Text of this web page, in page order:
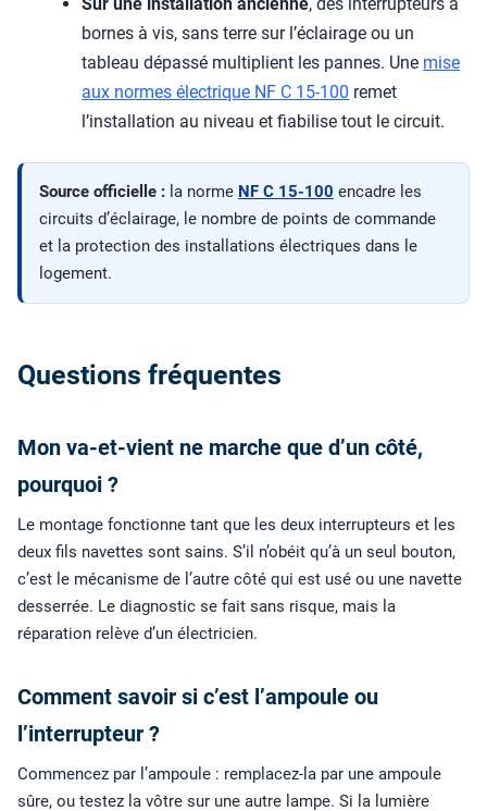
bornes à vis, sans terre sur l’éclairage ou un
tableau dépassé multiplient les pannes. Une mise
aux normes électrique NF C 15-100 remet
l’installation au niveau et fiabilise tout le circuit.
Source officielle : la norme NF C 15-100 encadre les
circuits d’éclairage, le nombre de points de commande
et la protection des installations électriques dans le
logement.
Questions fréquentes
Mon va-et-vient ne marche que d’un côté,
pourquoi ?
Le montage fonctionne tant que les deux interrupteurs et les
deux fils navettes sont sains. S’il n’obéit qu’à un seul bouton,
c’est le mécanisme de l’autre côté qui est usé ou une navette
desserrée. Le diagnostic se fait sans risque, mais la
réparation relève d’un électricien.
Comment savoir si c’est l’ampoule ou
l’interrupteur ?
Commencez par l’ampoule : remplacez-la par une ampoule
sûre, ou testez la vôtre sur une autre lampe. Si la lumière